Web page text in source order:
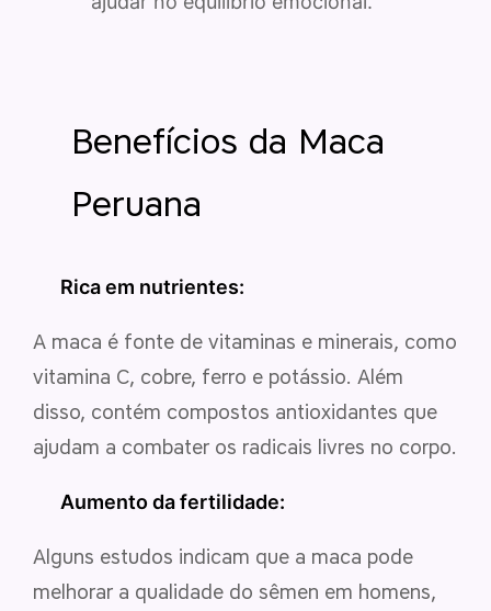
Benefícios da Maca
Peruana
Rica em nutrientes:
A maca é fonte de vitaminas e minerais, como
vitamina C, cobre, ferro e potássio. Além
disso, contém compostos antioxidantes que
ajudam a combater os radicais livres no corpo.
Aumento da fertilidade:
Alguns estudos indicam que a maca pode
melhorar a qualidade do sêmen em homens,